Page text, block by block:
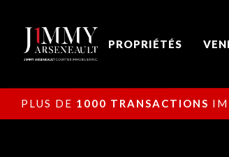
PROPRIÉTÉS
PLUS DE 1000 TRANSACTIONS